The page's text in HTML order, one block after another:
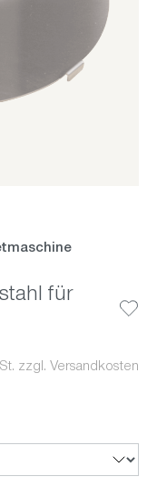
für
zzgl. Versandkosten